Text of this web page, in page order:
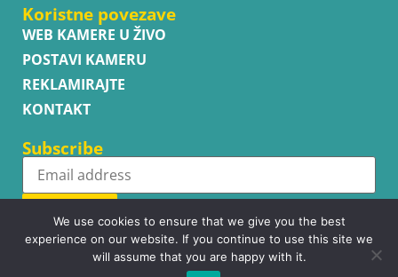
Koristne povezave
WEB KAMERE U ŽIVO
POSTAVI KAMERU
REKLAMIRAJTE
KONTAKT
Subscribe
Subscribe
We use cookies to ensure that we give you the best
experience on our website. If you continue to use this site we
will assume that you are happy with it.